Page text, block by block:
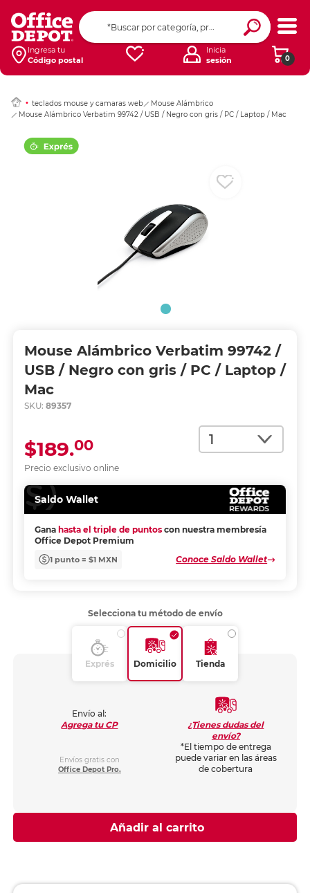
Ingresa tu
Código postal
0
Inicia
sesión
teclados mouse y camaras web
Mouse Alámbrico
Mouse Alámbrico Verbatim 99742 / USB / Negro con gris / PC / Laptop / Mac
Mouse Alámbrico Verbatim 99742 /
USB / Negro con gris / PC / Laptop /
Mac
SKU: 89357
Cantidad
Precio exclusivo online
$189.00
Saldo Wallet
Gana hasta el triple de puntos con nuestra membresía
Office Depot Premium
1 punto = $1 MXN Conoce Saldo Wallet
Ingresar Codigo
Selecciona tu método de envío
Exprés Domicilio Tienda
Envío al:
Agrega tu CP
Envíos gratis con
Office Depot Pro.
¿Tienes dudas del
envío?
*El tiempo de entrega
puede variar en las áreas
de cobertura
Añadir al carrito